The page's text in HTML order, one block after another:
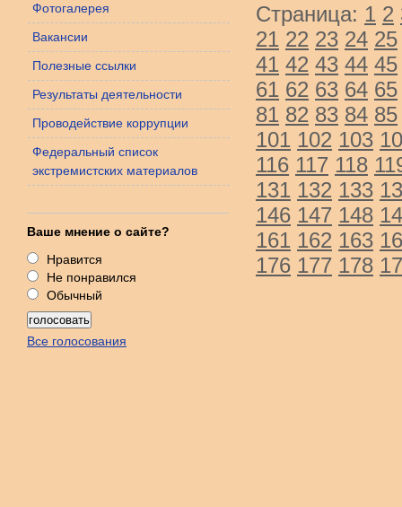
Фотогалерея
Вакансии
Полезные ссылки
Результаты деятельности
Проводействие коррупции
Федеральный список
экстремистских материалов
Ваше мнение о сайте?
Нравится
Не понравился
Обычный
Все голосования
Страница: 1 2
21 22 23 24 25
41 42 43 44 45
61 62 63 64 65
81 82 83 84 85
101 102 103
116 117 118
131 132 133
146 147 148
161 162 163
176 177 178